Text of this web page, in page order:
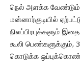
நெல் அளக்க
மன்னார்குடியில்
நிலப்பிரபுக்களும்
கூலி பெண்களுக்கும்,
கொடுக்க